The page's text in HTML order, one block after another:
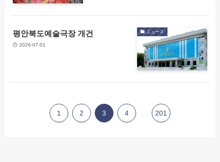
ニュース
평안북도예술극장 개건
2026-07-01
1 2 3 4 ... 201